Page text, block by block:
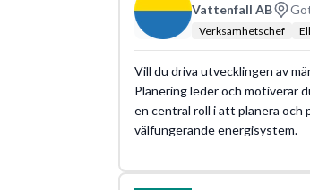
Vattenfall AB
Verksamhetschef
Vill du driva utvecklingen av
Planering leder och motiverar
en central roll i att planera
välfungerande energisystem.